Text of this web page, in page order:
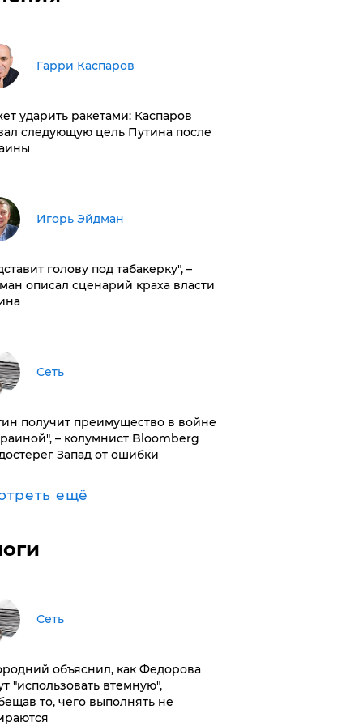
Гарри Каспаров
ударить ракетами: Каспаров
следующую цель Путина после
Игорь Эйдман
голову под табакерку", –
описал сценарий краха власти
Сеть
получит преимущество в войне
– колумнист Bloomberg
Запад от ошибки
ещё
Сеть
объяснил, как Федорова
"использовать втемную",
то, чего выполнять не